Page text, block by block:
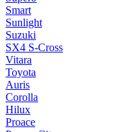
Smart
Sunlight
Suzuki
SX4 S-Cross
Vitara
Toyota
Auris
Corolla
Hilux
Proace